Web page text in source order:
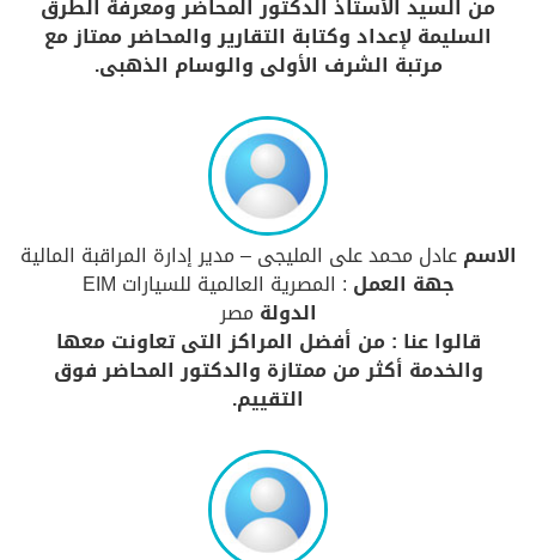
السليمة لإعداد وكتابة التقارير والمحاضر ممتاز مع
مرتبة الشرف الأولى والوسام الذهبى.
الاسمعادل محمد على المليجى – مدير إدارة المراقبة المالية
جهة العمل : المصرية العالمية للسيارات EIM
الدولة مصر
قالوا عنا : من أفضل المراكز التى تعاونت معها
والخدمة أكثر من ممتازة والدكتور المحاضر فوق
التقييم.